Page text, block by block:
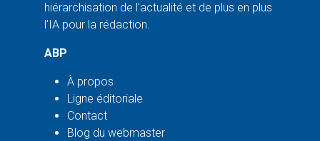
hiérarchisation de l'actualité et de plus en plus
l'IA pour la rédaction.
ABP
À propos
Ligne éditoriale
Contact
Blog du webmaster